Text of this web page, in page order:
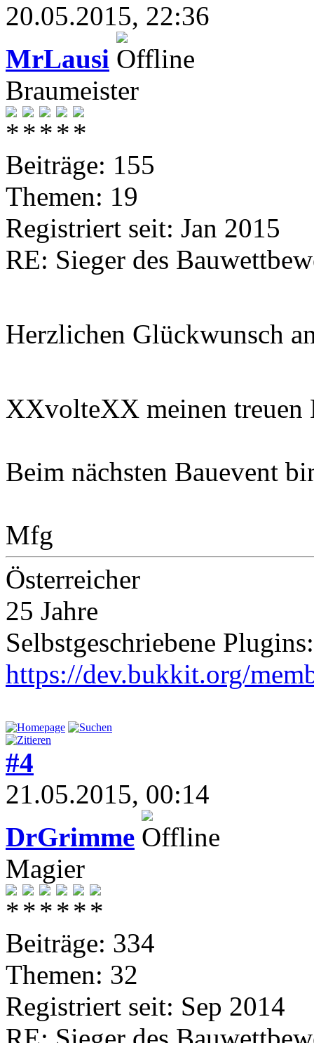
20.05.2015, 22:36
MrLausi
Braumeister
Beiträge: 155
Themen: 19
Registriert seit: Jan 2015
RE: Sieger des
Herzlichen Glückwunsch
XXvolteXX meinen treuen
Beim nächsten Bauevent
Mfg
Österreicher
25 Jahre
Selbstgeschriebene Plugins:
https://dev.bukkit.org/
#4
21.05.2015, 00:14
DrGrimme
Magier
Beiträge: 334
Themen: 32
Registriert seit: Sep 2014